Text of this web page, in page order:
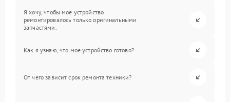
Я хочу, чтобы мое устройство
ремонтировалось только оригинальными
запчастями.
Как я узнаю, что мое устройство готово?
От чего зависит срок ремонта техники?